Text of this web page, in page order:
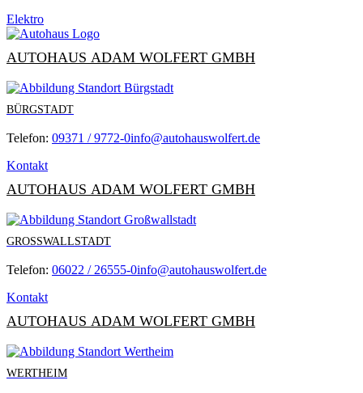
Elektro
AUTOHAUS ADAM WOLFERT GMBH
BÜRGSTADT
Telefon: 09371 / 9772-0info@autohauswolfert.de
Kontakt
AUTOHAUS ADAM WOLFERT GMBH
GROSSWALLSTADT
Telefon: 06022 / 26555-0info@autohauswolfert.de
Kontakt
AUTOHAUS ADAM WOLFERT GMBH
WERTHEIM